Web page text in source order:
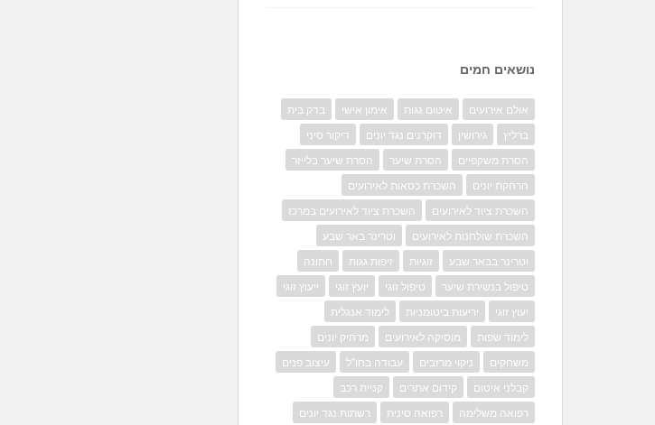
נושאים חמים
אולם אירועים איטום גגות אימון אישי
בדק בית
ברליץ
גירושין דוקרנים נגד יונים
דיקור סיני
הסרת משקפיים
הסרת שיער
הסרת שיער בלייזר
הרחקת יונים
השכרת כסאות לאירועים
השכרת ציוד לאירועים
השכרת ציוד לאירועים במרכז
השכרת שולחנות לאירועים
וטרינר באר שבע
וטרינר בבאר שבע
זוגיות זיפות גגות
חתונה
טיפול בנשירת שיער
טיפול זוגי יועץ זוגי
ייעוץ זוגי
יעוץ זוגי
יריעות ביטומניות
לימוד אנגלית
לימוד שפות
מוסיקה לאירועים
מרחיק יונים
משחקים
ניקוי מרזבים עבודה בחו"ל
עיצוב פנים
קבלני איטום
קידום אתרים
קניית רכב
רפואה משלימה
רפואה סינית רשתות נגד יונים